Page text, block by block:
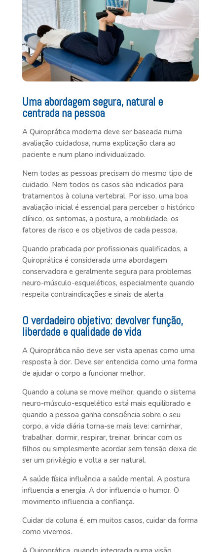
Uma abordagem segura, natural e
centrada na pessoa
A Quiroprática moderna deve ser baseada numa
avaliação cuidadosa, numa explicação clara ao
paciente e num plano individualizado.
Nem todas as pessoas precisam do mesmo tipo de
cuidado. Nem todos os casos são indicados para
tratamentos à coluna vertebral. Por isso, uma boa
avaliação inicial é essencial para perceber o histórico
clínico, os sintomas, a postura, a mobilidade, os
fatores de risco e os objetivos de cada pessoa.
Quando praticada por profissionais qualificados, a
Quiroprática é considerada uma abordagem
conservadora e geralmente segura para problemas
neuro-músculo-esqueléticos, especialmente quando
respeita contraindicações e sinais de alerta.
O verdadeiro objetivo: devolver função,
liberdade e qualidade de vida
A Quiroprática não deve ser vista apenas como uma
resposta à dor. Deve ser entendida como uma forma
de ajudar o corpo a funcionar melhor.
Quando a coluna se move melhor, quando o sistema
neuro-músculo-esquelético está mais equilibrado e
quando a pessoa ganha consciência sobre o seu
corpo, a vida diária torna-se mais leve: caminhar,
trabalhar, dormir, respirar, treinar, brincar com os
filhos ou simplesmente acordar sem tensão deixa de
ser um privilégio e volta a ser natural.
A saúde física influência a saúde mental. A postura
influencia a energia. A dor influencia o humor. O
movimento influencia a confiança.
Cuidar da coluna é, em muitos casos, cuidar da forma
como vivemos.